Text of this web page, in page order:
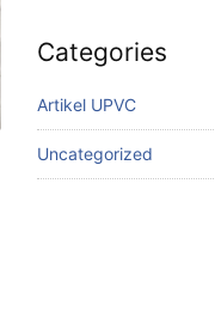
Categories
Artikel UPVC
Uncategorized